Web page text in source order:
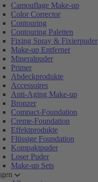
Camouflage Make-up
Color Corrector
Contouring
Contouring Paletten
Fixing Spray & Fixierpuder
Make-up Entferner
Mineralpuder
Primer
Abdeckprodukte
Accessoires
Anti-Aging Make-up
Bronzer
Compact-Foundation
Creme-Foundation
Effektprodukte
Flüssige Foundation
Kompaktpuder
Loser Puder
Make-up Sets